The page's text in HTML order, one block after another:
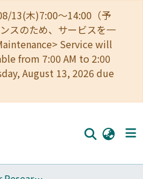
13(木)7:00～14:00（予
スのため、サービスを一
Service will
from 7:00 AM to 2:00
August 13, 2026 due